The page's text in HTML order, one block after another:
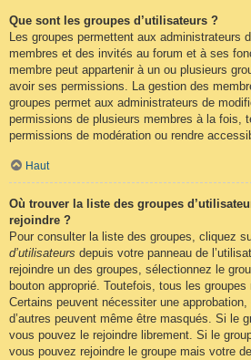
Que sont les groupes d’utilisateurs ?
Les groupes permettent aux administrateurs
membres et des invités au forum et à ses
membre peut appartenir à un ou plusieurs
avoir ses permissions. La gestion des
groupes permet aux administrateurs de
permissions de plusieurs membres à la fois,
permissions de modération ou rendre
Haut
Où trouver la liste des groupes
rejoindre ?
Pour consulter la liste des groupes, cliquez
d’utilisateurs depuis votre panneau de
rejoindre un des groupes, sélectionnez le
bouton approprié. Toutefois, tous les
Certains peuvent nécessiter une
d’autres peuvent même être masqués. Si le
vous pouvez le rejoindre librement. Si le
vous pouvez rejoindre le groupe mais votre